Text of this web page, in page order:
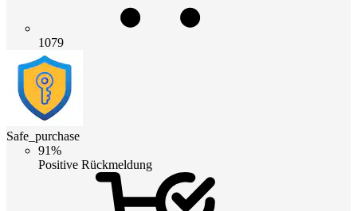
1079
Safe_purchase
91%
Positive Rückmeldung